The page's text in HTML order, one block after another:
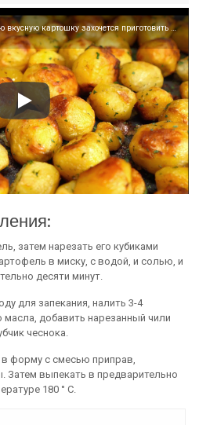
ЗАПЕЧЕННЫЙ КАРТОФЕЛЬ! Такую вкусную картошку захочется приготовить не раз! Рецепт Всегда Вкусно!
затем нарезать его кубиками
в миску, с водой, и солью, и
десяти минут.
для запекания, налить 3-4
добавить нарезанный чили
чеснока.
форму с смесью приправ,
Затем выпекать в предварительно
180 ° С.